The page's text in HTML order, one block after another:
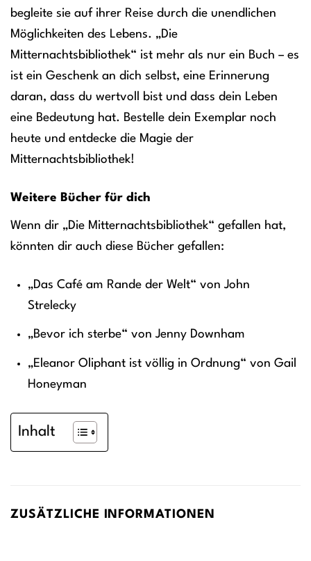
begleite sie auf ihrer Reise durch die unendlichen
Möglichkeiten des Lebens. „Die
Mitternachtsbibliothek“ ist mehr als nur ein Buch – es
ist ein Geschenk an dich selbst, eine Erinnerung
daran, dass du wertvoll bist und dass dein Leben
eine Bedeutung hat. Bestelle dein Exemplar noch
heute und entdecke die Magie der
Mitternachtsbibliothek!
Weitere Bücher für dich
Wenn dir „Die Mitternachtsbibliothek“ gefallen hat,
könnten dir auch diese Bücher gefallen:
„Das Café am Rande der Welt“ von John
Strelecky
„Bevor ich sterbe“ von Jenny Downham
„Eleanor Oliphant ist völlig in Ordnung“ von Gail
Honeyman
Inhalt
ZUSÄTZLICHE INFORMATIONEN